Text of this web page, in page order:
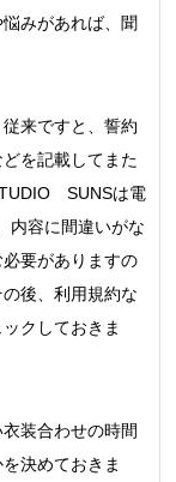
みがあれば、聞
来ですと、誓約
を記載してまた
SUNSは電
内容に間違いがな
要がありますの
後、利用規約な
クしておきま
装合わせの時間
決めておきま